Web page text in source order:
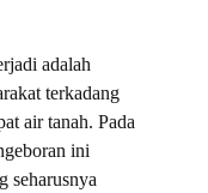
adalah
terkadang
air tanah. Pada
ini
seharusnya